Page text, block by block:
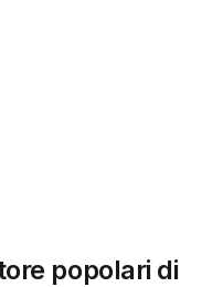
popolari di